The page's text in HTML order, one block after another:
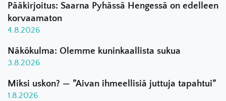
Pääkirjoitus: Saarna Pyhässä Hengessä on edelleen
korvaamaton
4.8.2026
Näkökulma: Olemme kuninkaallista sukua
3.8.2026
Miksi uskon? — ”Aivan ihmeellisiä juttuja tapahtui”
1.8.2026